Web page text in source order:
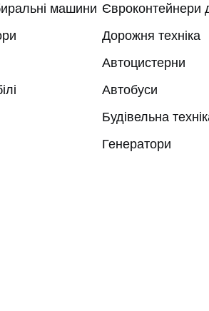
машини Євроконтейнери
Дорожня техніка
Автоцистерни
Автобуси
Будівельна
Генератори